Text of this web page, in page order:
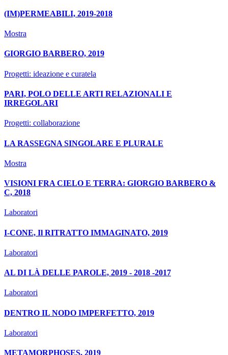
(IM)PERMEABILI, 2019-2018
Mostra
GIORGIO BARBERO, 2019
Progetti: ideazione e curatela
PARI, POLO DELLE ARTI RELAZIONALI E
IRREGOLARI
Progetti: collaborazione
LA RASSEGNA SINGOLARE E PLURALE
Mostra
VISIONI FRA CIELO E TERRA: GIORGIO BARBERO &
C, 2018
Laboratori
I-CONE, Il RITRATTO IMMAGINATO, 2019
Laboratori
AL DI LÀ DELLE PAROLE, 2019 - 2018 -2017
Laboratori
DENTRO IL NODO IMPERFETTO, 2019
Laboratori
METAMORPHOSES, 2019